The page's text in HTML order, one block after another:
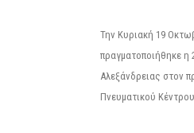
Την Κυριακή 19
πραγματοποιήθηκε η
Αλεξάνδρειας στον
Πνευματικού